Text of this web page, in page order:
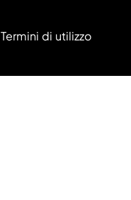
Termini di utilizzo